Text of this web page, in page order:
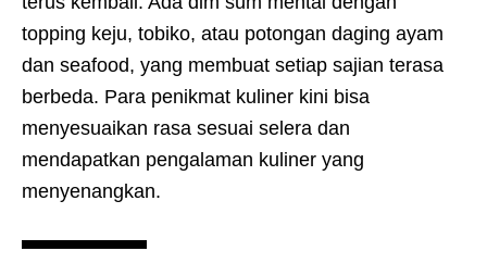
topping keju, tobiko, atau potongan daging ayam
dan seafood, yang membuat setiap sajian terasa
berbeda. Para penikmat kuliner kini bisa
menyesuaikan rasa sesuai selera dan
mendapatkan pengalaman kuliner yang
menyenangkan.